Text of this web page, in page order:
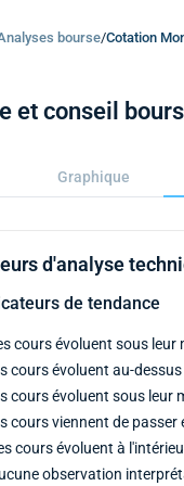
bourse/Cotation
et conseil
Graphique
d'analyse
de tendance
cours évoluent sous leur
cours évoluent au-
cours évoluent sous leur
cours viennent de passer
cours évoluent à
observation